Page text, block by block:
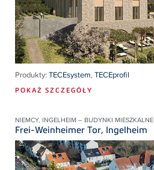
Produkty: TECEsystem,TECEprofil
POKAŻ SZCZEGÓŁY
NIEMCY, INGELHEIM – BUDYNKI MIESZKALNE
Frei-Weinheimer Tor, Ingelheim